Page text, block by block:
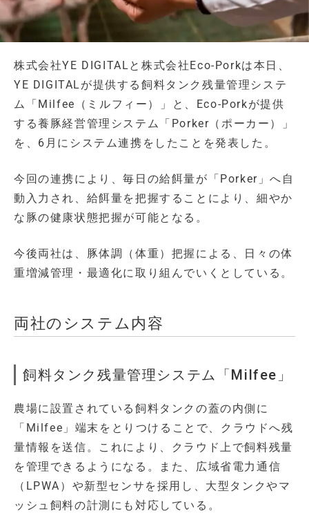
株式会社YE DIGITALと株式会社Eco-Porkは本日、
YE DIGITALが提供する飼料タンク残量管理システ
ム「Milfee（ミルフィー）」と、Eco-Porkが提供
する養豚経営管理システム「Porker（ポーカー）」
を、6月にシステム連携をしたことを発表した。
今回の連携により、毎日の給餌量が「Porker」へ自
動入力され、給餌量を把握することにより、細やか
な豚の健康状態把握が可能となる。
今後両社は、豚体調（体重）把握による、日々の体
重増減管理・最適化に取り組んでいくとしている。
両社のシステム内容
飼料タンク残量管理システム「Milfee」
農場に設置されている飼料タンクの蓋の内側に
「Milfee」端末をとりつけることで、クラウドへ残
量情報を送信。これにより、クラウド上で飼料残量
を管理できるようになる。また、広域省電力通信
（LPWA）や新型センサを採用し、大型タンクやマ
ッシュ飼料の計測にも対応している。